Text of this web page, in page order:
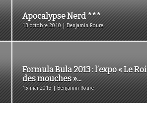
Apocalypse Nerd ***
13 octobre 2010 | Benjamin Roure
Formula Bula 2013 : l’expo « Le Roi
des mouches »...
15 mai 2013 | Benjamin Roure